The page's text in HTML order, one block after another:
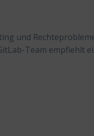
und
Team empfiehlt